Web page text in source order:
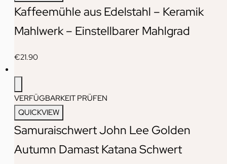
Kaffeemühle aus Edelstahl – Keramik
Mahlwerk – Einstellbarer Mahlgrad
€21.90
VERFÜGBARKEIT PRÜFEN
QUICKVIEW
Samuraischwert John Lee Golden
Autumn Damast Katana Schwert